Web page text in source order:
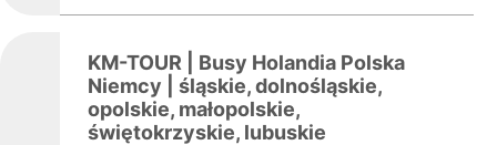
KM-TOUR | Busy Holandia Polska
Niemcy | śląskie, dolnośląskie,
opolskie, małopolskie,
świętokrzyskie, lubuskie